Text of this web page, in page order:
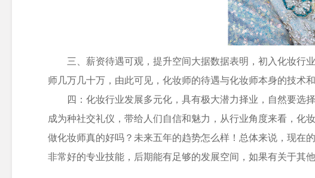
三、薪资待遇可观，提升空间大据数据表明，初入化妆行
师几万几十万，由此可见，化妆师的待遇与化妆师本身的技术和
四：化妆行业发展多元化，具有极大潜力择业，自然要选
成为种社交礼仪，带给人们自信和魅力，从行业角度来看，化
做化妆师真的好吗？未来五年的趋势怎么样！总体来说，现在
非常好的专业技能，后期能有足够的发展空间，如果有关于其